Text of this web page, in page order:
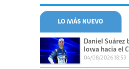
LO MÁS NUEVO
Daniel Suárez
Iowa hacia el
04/08/2026 18:53